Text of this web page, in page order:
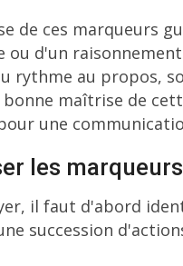
de ces marqueurs
ou d'un
rythme au propos,
maîtrise de
une
les
il faut d'abord
succession